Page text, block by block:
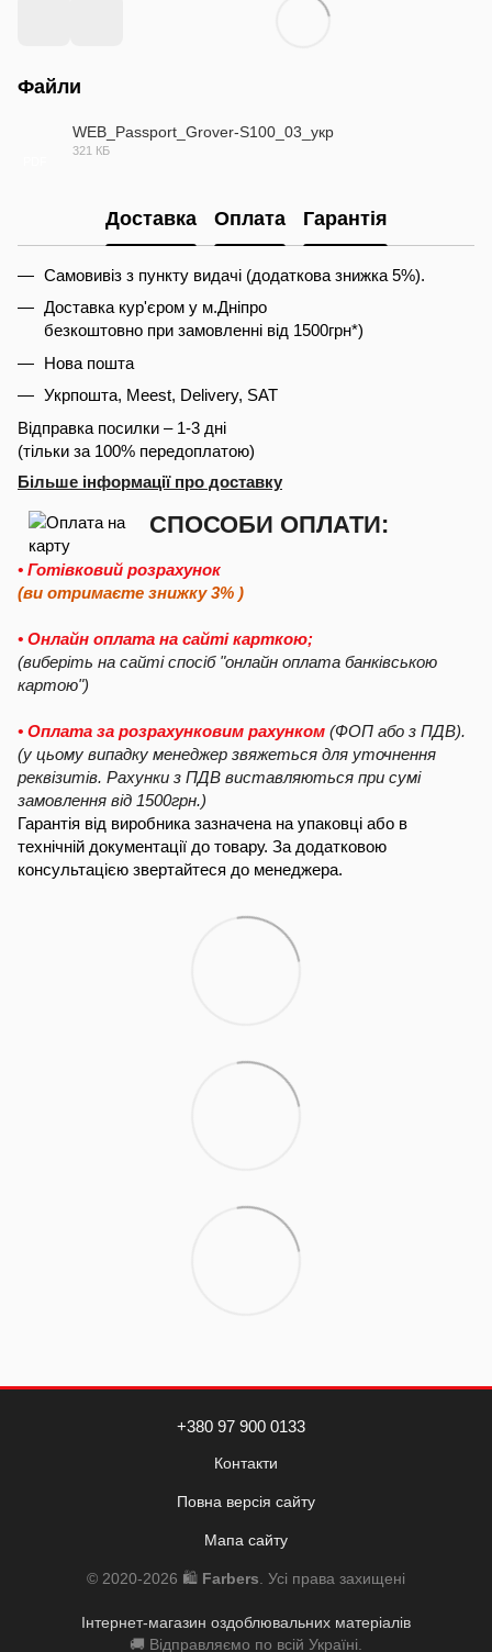
Файли
WEB_Passport_Grover-S100_03_укр
321 КБ
Доставка Оплата Гарантія
Самовивіз з пункту видачі (додаткова знижка 5%).
Доставка кур'єром у м.Дніпро
безкоштовно при замовленні від 1500грн*)
Нова пошта
Укрпошта, Meest, Delivery, SAT
Відправка посилки – 1-3 дні
(тільки за 100% передоплатою)
Більше інформації про доставку
СПОСОБИ ОПЛАТИ:
• Готівковий розрахунок
(ви отримаєте знижку 3% )
• Онлайн оплата на сайті карткою;
(виберіть на сайті спосіб "онлайн оплата банківською
картою")
• Оплата за розрахунковим рахунком (ФОП або з ПДВ).
(у цьому випадку менеджер звяжеться для уточнення
реквізитів. Рахунки з ПДВ виставляються при сумі
замовлення від 1500грн.)
Гарантія від виробника зазначена на упаковці або в
технічній документації до товару. За додатковою
консультацією звертайтеся до менеджера.
+380 97 900 0133
Контакти
Повна версія сайту
Мапа сайту
© 2020-2026 🛍️ Farbers . Усі права захищені
Інтернет-магазин оздоблювальних матеріалів
🚚 Відправляємо по всій Україні.